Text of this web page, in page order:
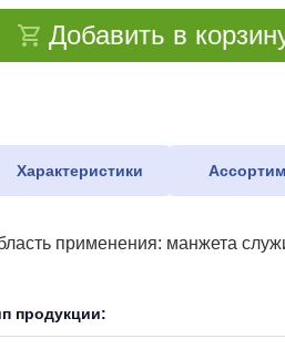
Добавить в
Характеристики
применения: манжета
продукции: